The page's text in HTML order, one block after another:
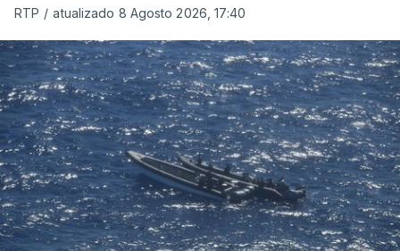
RTP / atualizado 8 Agosto 2026, 17:40